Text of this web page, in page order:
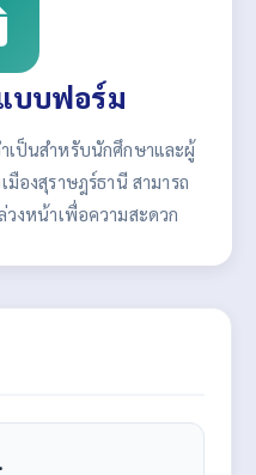
บบฟอร์ม
เป็นสำหรับนักศึกษาและผู้
มืองสุราษฎร์ธานี สามารถ
งหน้าเพื่อความสะดวก